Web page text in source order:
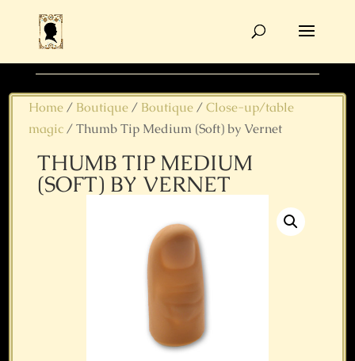
Home/ Boutique/ Boutique/Close-up/table
magic/ Thumb Tip Medium (Soft) by Vernet
THUMB TIP MEDIUM
(SOFT) BY VERNET